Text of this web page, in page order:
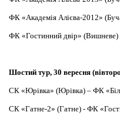
ФК «Академія Алієва-2012»
ФК «Гостинний двір» (Вишневе)
Шостий тур, 30 вересня
СК «Юрівка» (Юрівка) – ФК
СК «Гатне-2» (Гатне) - ФК